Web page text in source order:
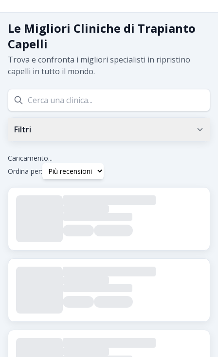
Le Migliori Cliniche di Trapianto
Capelli
Trova e confronta i migliori specialisti in ripristino
capelli in tutto il mondo.
Filtri
Tag
Hair Transplant for Women
Caricamento...
Ordina per: